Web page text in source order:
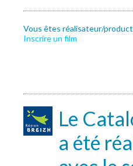
Vous êtes réalisateur/
Inscrire un film
Le
a été